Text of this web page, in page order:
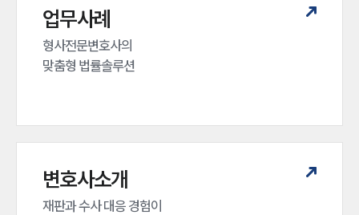
업무사례
형사전문변호사의
맞춤형 법률솔루션
변호사소개
재판과 수사 대응 경험이